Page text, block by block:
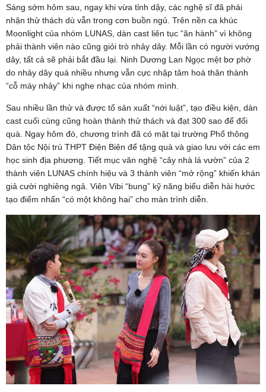
Sáng sớm hôm sau, ngay khi vừa tỉnh dậy, các nghệ sĩ đã phải
nhận thử thách dù vẫn trong cơn buồn ngủ. Trên nền ca khúc
Moonlight của nhóm LUNAS, dàn cast liên tục “ăn hành” vì không
phải thành viên nào cũng giỏi trò nhảy dây. Mỗi lần có người vướng
dây, tất cả sẽ phải bắt đầu lại. Ninh Dương Lan Ngọc mệt bơ phờ
do nhảy dây quá nhiều nhưng vẫn cực nhập tâm hoá thân thành
“cỗ máy nhảy” khi nghe nhạc của nhóm mình.
Sau nhiều lần thử và được tổ sản xuất “nới luật”, tạo điều kiện, dàn
cast cuối cùng cũng hoàn thành thử thách và đạt 300 sao để đổi
quà. Ngay hôm đó, chương trình đã có mặt tại trường Phổ thông
Dân tộc Nội trú THPT Điện Biên để tặng quà và giao lưu với các em
học sinh địa phương. Tiết mục văn nghệ “cây nhà lá vườn” của 2
thành viên LUNAS chính hiệu và 3 thành viên “mở rộng” khiến khán
giả cười nghiêng ngả. Viên Vibi “bung” kỹ năng biểu diễn hài hước
tạo điểm nhấn “có một không hai” cho màn trình diễn.